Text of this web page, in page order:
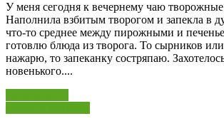
У меня сегодня к вечернему чаю
Наполнила взбитым творогом и запекла в
что-то среднее между пирожными и
готовлю блюда из творога. То сырников
нажарю, то запеканку состряпаю.
новенького....